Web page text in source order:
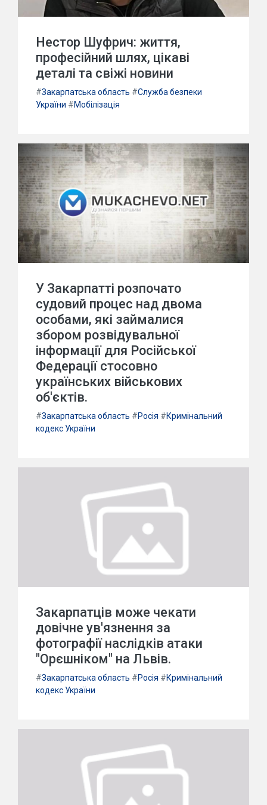
Нестор Шуфрич: життя,
професійний шлях, цікаві
деталі та свіжі новини
#Закарпатська область #Служба безпеки
України #Мобілізація
У Закарпатті розпочато
судовий процес над двома
особами, які займалися
збором розвідувальної
інформації для Російської
Федерації стосовно
українських військових
об'єктів.
#Закарпатська область #Росія #Кримінальний
кодекс України
Закарпатців може чекати
довічне ув'язнення за
фотографії наслідків атаки
"Орєшніком" на Львів.
#Закарпатська область #Росія #Кримінальний
кодекс України